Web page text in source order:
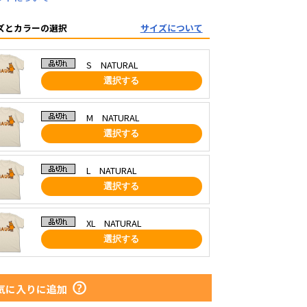
とカラーの選択 サイズについて
S NATURAL
選択する
M NATURAL
選択する
L NATURAL
選択する
XL NATURAL
選択する
に入りに追加